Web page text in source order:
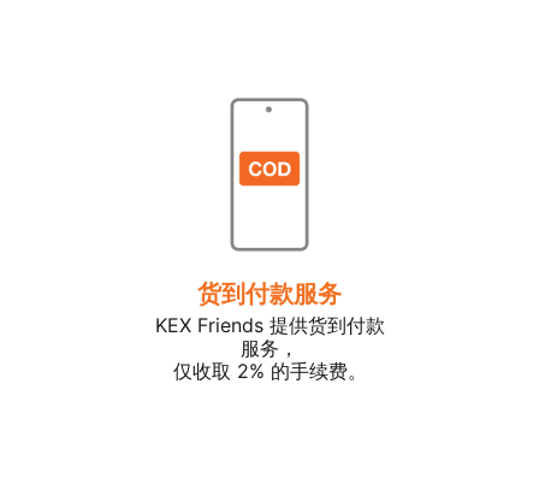
货到付款服务
KEX Friends 提供货到付款
服务，
仅收取 2% 的手续费。